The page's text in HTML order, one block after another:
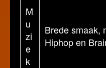
M
u
zi
e
k
Brede smaak,
Hiphop en